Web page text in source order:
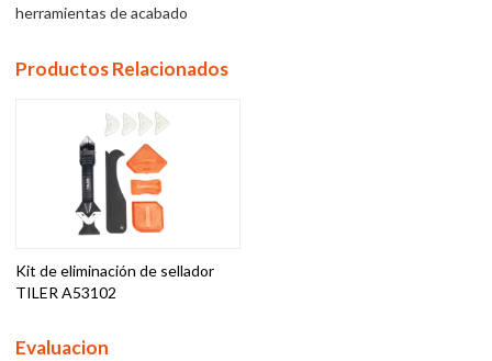
herramientas de acabado
Productos Relacionados
Kit de eliminación de sellador
TILER A53102
Evaluacion